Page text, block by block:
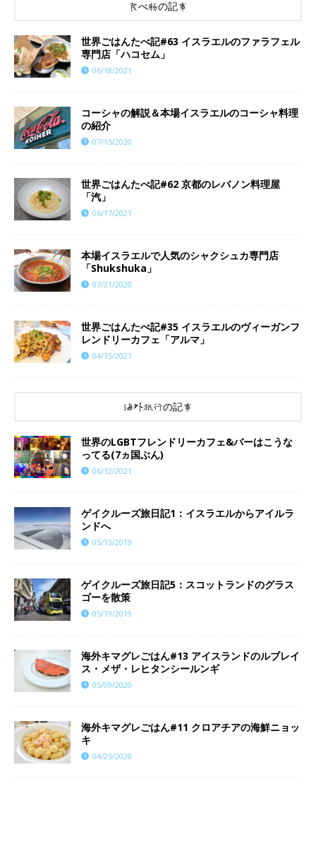
食べ物の記事
世界ごはんたべ記#63 イスラエルのファラフェル
専門店「ハコセム」
06/18/2021
コーシャの解説＆本場イスラエルのコーシャ料理
の紹介
07/15/2020
世界ごはんたべ記#62 京都のレバノン料理屋
「汽」
06/17/2021
本場イスラエルで人気のシャクシュカ専門店
「Shukshuka」
07/21/2020
世界ごはんたべ記#35 イスラエルのヴィーガンフ
レンドリーカフェ「アルマ」
04/15/2021
海外旅行の記事
世界のLGBTフレンドリーカフェ&バーはこうな
ってる(7ヵ国ぶん)
06/12/2021
ゲイクルーズ旅日記1：イスラエルからアイルラ
ンドへ
05/15/2019
ゲイクルーズ旅日記5：スコットランドのグラス
ゴーを散策
05/19/2019
海外キマグレごはん#13 アイスランドのルブレイ
ス・メザ・レヒタンシールンギ
05/09/2020
海外キマグレごはん#11 クロアチアの海鮮ニョッ
キ
04/25/2020